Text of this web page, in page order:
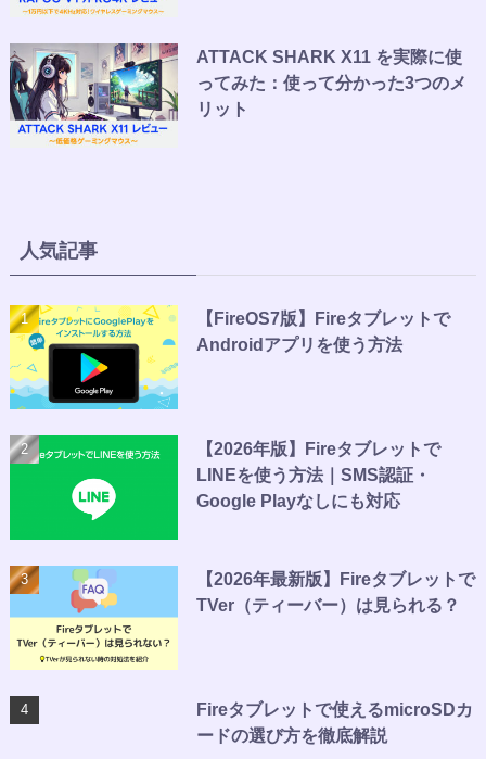
ATTACK SHARK X11 を実際に使
ってみた：使って分かった3つのメ
リット
人気記事
【FireOS7版】Fireタブレットで
Androidアプリを使う方法
【2026年版】Fireタブレットで
LINEを使う方法｜SMS認証・
Google Playなしにも対応
【2026年最新版】Fireタブレットで
TVer（ティーバー）は見られる？
Fireタブレットで使えるmicroSDカ
ードの選び方を徹底解説